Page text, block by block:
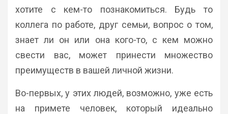
хотите с кем-то познакомиться. Будь то
коллега по работе, друг семьи, вопрос о том,
знает ли он или она кого-то, с кем можно
свести вас, может принести множество
преимуществ в вашей личной жизни.
Во-первых, у этих людей, возможно, уже есть
на примете человек, который идеально